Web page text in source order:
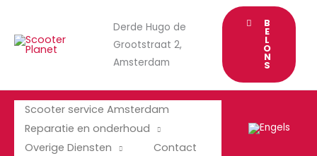
Derde Hugo de
Grootstraat 2,
Amsterdam
B
E
L
O
N
S
Scooter service Amsterdam
Reparatie en onderhoud
Overige Diensten
Contact